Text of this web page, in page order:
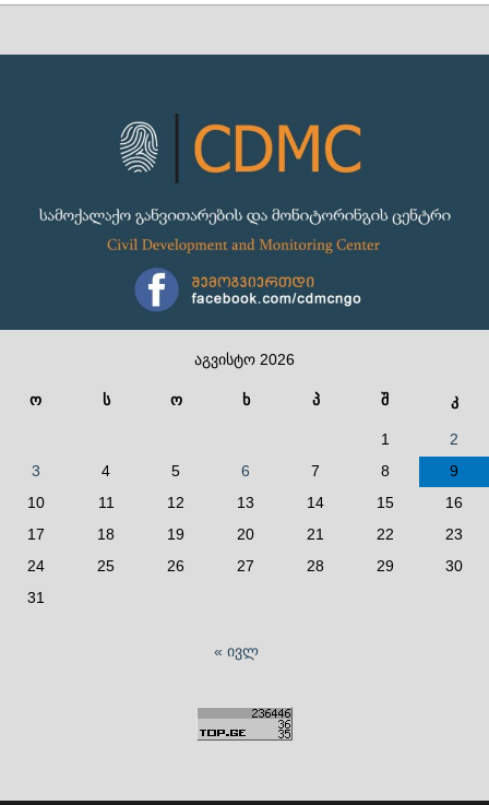
აგვისტო 2026
ო ს ო ხ პ შ კ
1
2
3
4 5 6 7 8
9
10
11 12 13 14 15
16
17
18 19 20 21 22
23
24
25 26 27 28 29
30
31
« ივლ